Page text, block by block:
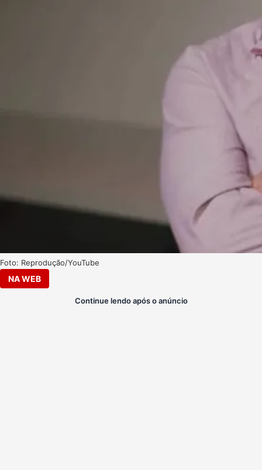
Foto: Reprodução/YouTube
NA WEB
Continue lendo após o anúncio